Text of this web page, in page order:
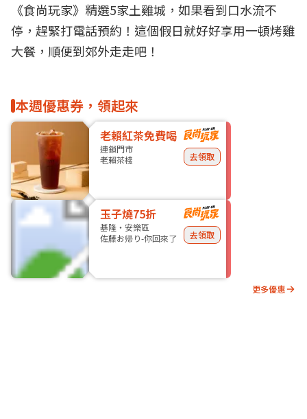
《食尚玩家》精選5家土雞城，如果看到口水流不
停，趕緊打電話預約！這個假日就好好享用一頓烤雞
大餐，順便到郊外走走吧！
本週優惠券，領起來
老賴紅茶免費喝
連鎖門市
老賴茶棧
去領取
玉子燒75折
基隆・安樂區
佐藤お帰り-你回來了
去領取
更多優惠